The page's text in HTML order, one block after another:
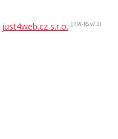
just4web.cz s.r.o. (J4W-RS v7.0)